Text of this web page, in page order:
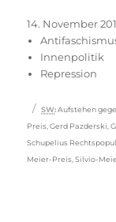
Veröffentlicht
am
14. November
Innenpolitik
Repression
Schlagwörter
SW: Aufstehen
Preis ,Gerd Pazderski ,
Schupelius
Meier-Preis ,Silvio-